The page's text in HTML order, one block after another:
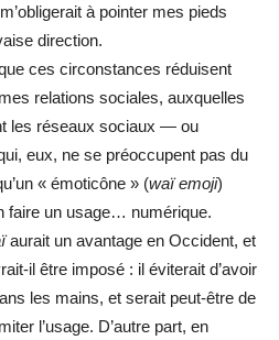
à pointer mes pieds
direction.
ces circonstances réduisent
relations sociales, auxquelles
les réseaux sociaux — ou
eux, ne se préoccupent pas du
« émoticône » (waï emoji)
faire un usage… numérique.
aurait un avantage en Occident, et
il être imposé : il éviterait d’avoir
les mains, et serait peut-être de
l’usage. D’autre part, en